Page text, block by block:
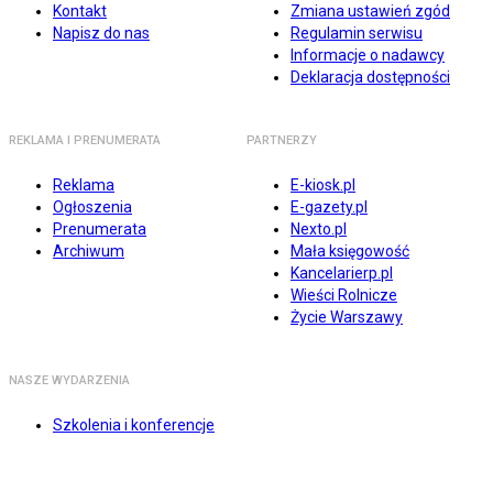
Kontakt
Napisz do nas
Zmiana ustawień zgód
Regulamin serwisu
Informacje o nadawcy
Deklaracja dostępności
REKLAMA I PRENUMERATA
Reklama
Ogłoszenia
Prenumerata
Archiwum
PARTNERZY
E-kiosk.pl
E-gazety.pl
Nexto.pl
Mała księgowość
Kancelarierp.pl
Wieści Rolnicze
Życie Warszawy
NASZE WYDARZENIA
Szkolenia i konferencje